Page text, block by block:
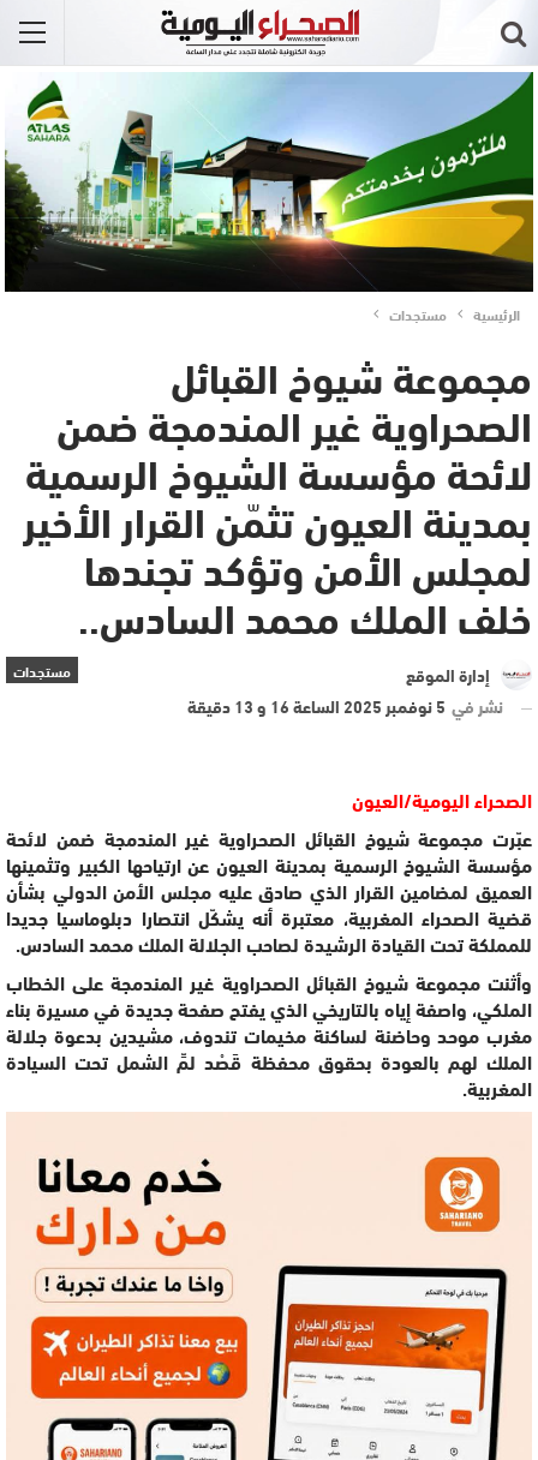
الرئيسية مستجدات
مجموعة شيوخ القبائل
الصحراوية غير المندمجة ضمن
لائحة مؤسسة الشيوخ الرسمية
بمدينة العيون تثمّن القرار الأخير
لمجلس الأمن وتؤكد تجندها
خلف الملك محمد السادس..
مستجدات
إدارة الموقع
نشر في 5 نوفمبر 2025 الساعة 16 و 13 دقيقة
الصحراء اليومية/العيون
عبّرت مجموعة شيوخ القبائل الصحراوية غير المندمجة ضمن لائحة
مؤسسة الشيوخ الرسمية بمدينة العيون عن ارتياحها الكبير وتثمينها
العميق لمضامين القرار الذي صادق عليه مجلس الأمن الدولي بشأن
قضية الصحراء المغربية، معتبرة أنه يشكّل انتصارا دبلوماسيا جديدا
للمملكة تحت القيادة الرشيدة لصاحب الجلالة الملك محمد السادس.
وأثنت مجموعة شيوخ القبائل الصحراوية غير المندمجة على الخطاب
الملكي، واصفة إياه بالتاريخي الذي يفتح صفحة جديدة في مسيرة بناء
مغرب موحد وحاضنة لساكنة مخيمات تندوف، مشيدين بدعوة جلالة
الملك لهم بالعودة بحقوق محفظة قَصْد لمِّ الشمل تحت السيادة
المغربية.